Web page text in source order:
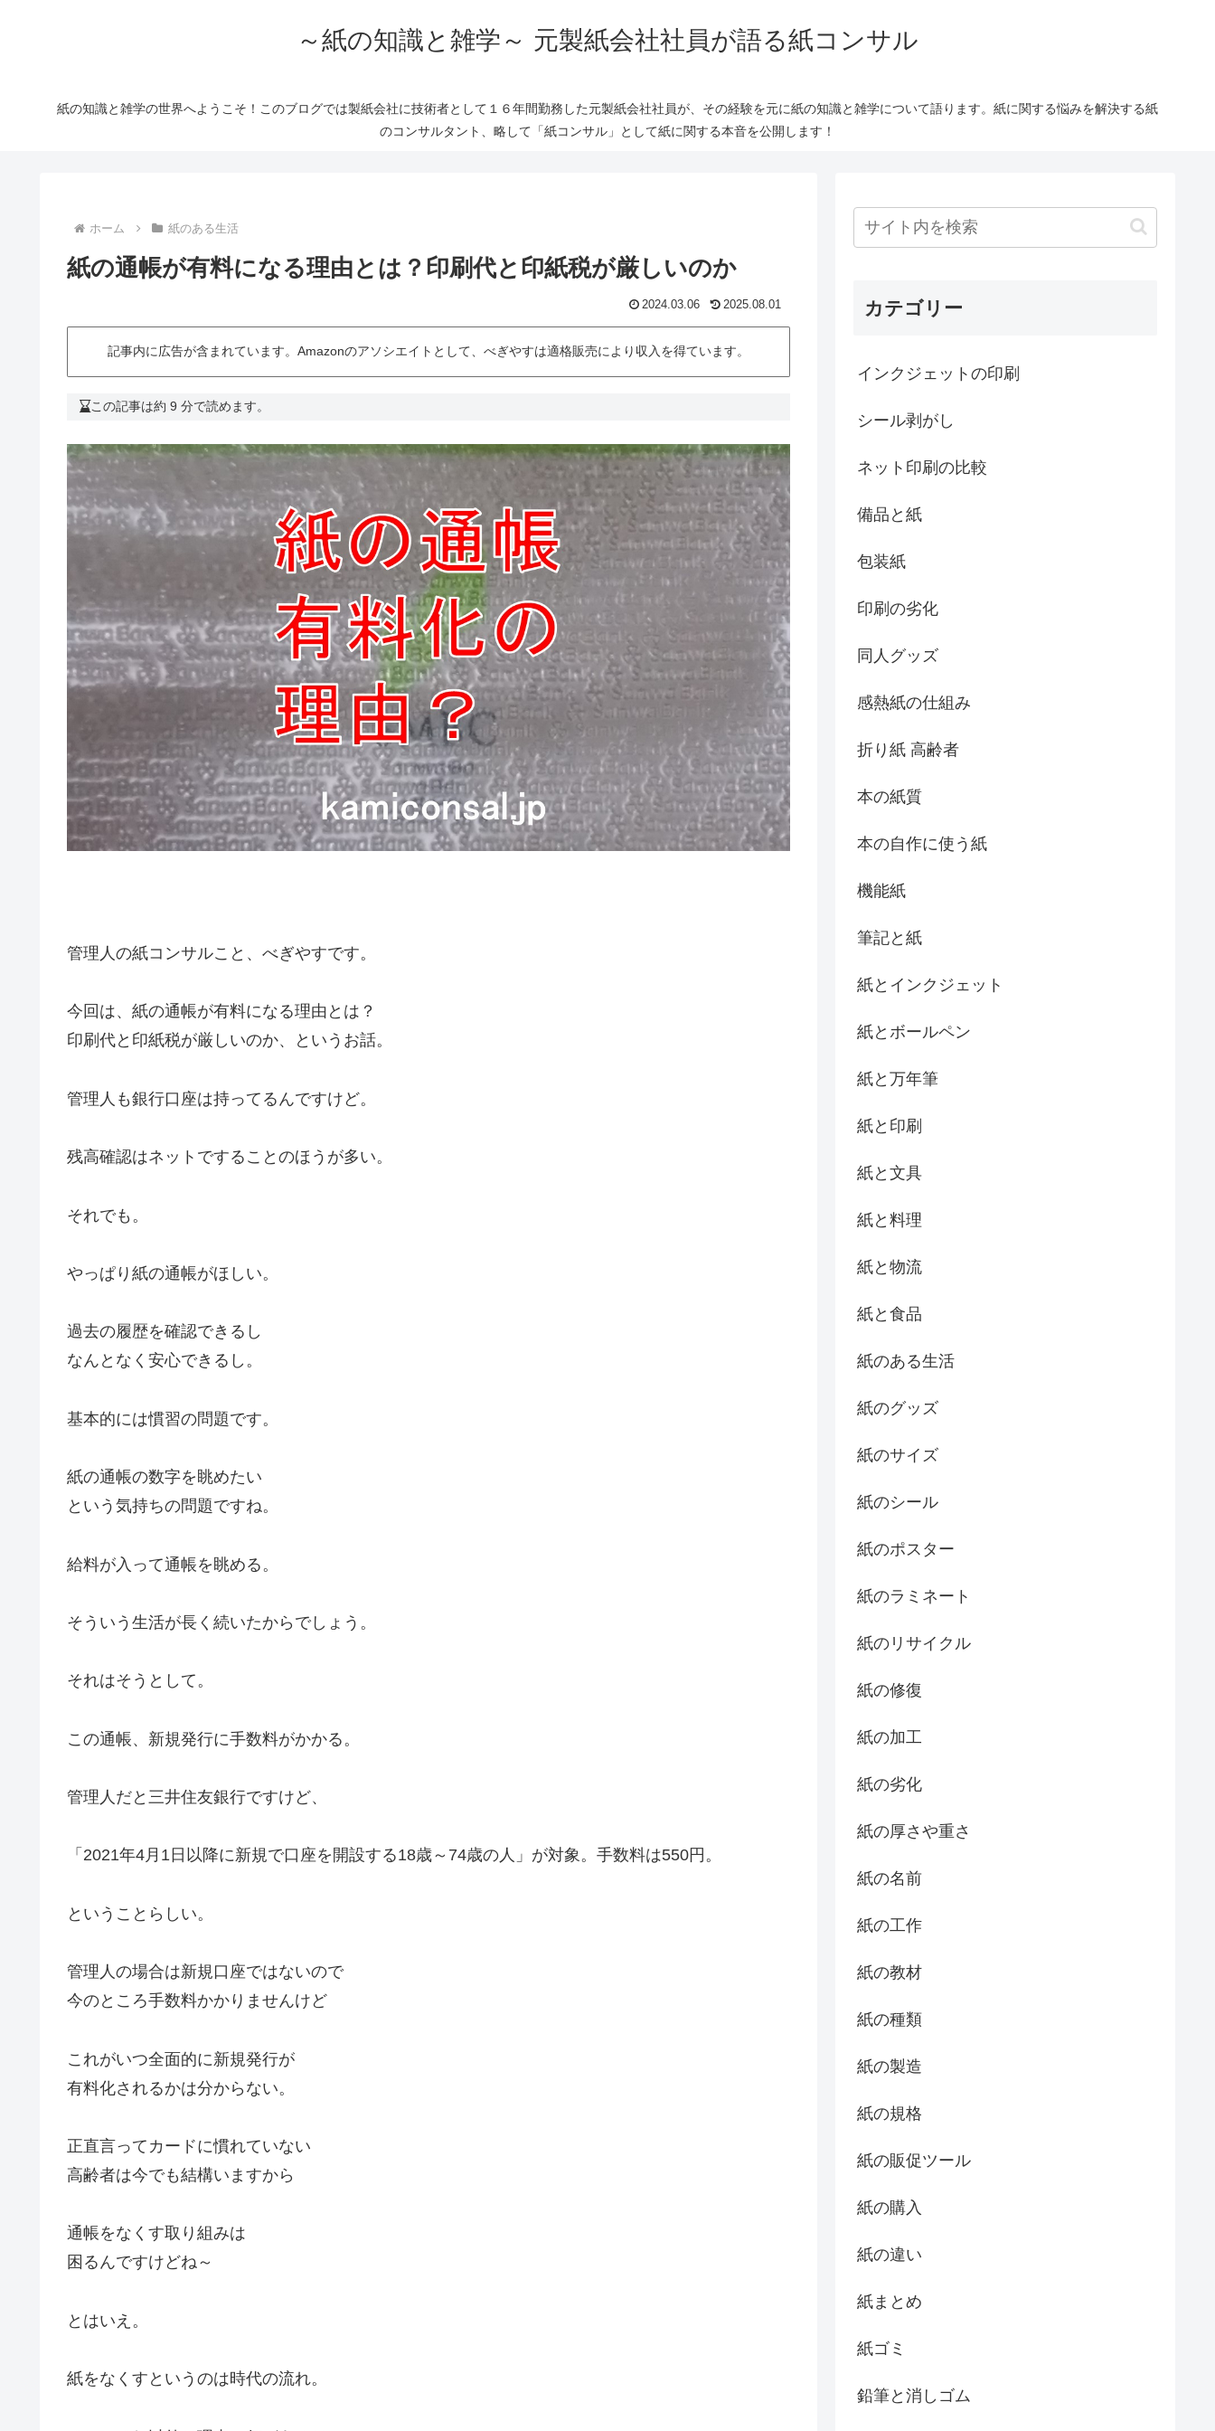
～紙の知識と雑学～ 元製紙会社社員が語る紙コンサル
紙の知識と雑学の世界へようこそ！このブログでは製紙会社に技術者として１６年間勤務した元製紙会社社員が、その経験を元に紙の知識と雑学について語ります。紙に関する悩みを解決する紙
のコンサルタント、略して「紙コンサル」として紙に関する本音を公開します！
ホーム 紙のある生活
紙の通帳が有料になる理由とは？印刷代と印紙税が厳しいのか
2024.03.06 2025.08.01
記事内に広告が含まれています。Amazonのアソシエイトとして、べぎやすは適格販売により収入を得ています。
この記事は約 9 分で読めます。
管理人の紙コンサルこと、べぎやすです。
今回は、紙の通帳が有料になる理由とは？
印刷代と印紙税が厳しいのか、というお話。
管理人も銀行口座は持ってるんですけど。
残高確認はネットですることのほうが多い。
それでも。
やっぱり紙の通帳がほしい。
過去の履歴を確認できるし
なんとなく安心できるし。
基本的には慣習の問題です。
紙の通帳の数字を眺めたい
という気持ちの問題ですね。
給料が入って通帳を眺める。
そういう生活が長く続いたからでしょう。
それはそうとして。
この通帳、新規発行に手数料がかかる。
管理人だと三井住友銀行ですけど、
「2021年4月1日以降に新規で口座を開設する18歳～74歳の人」が対象。手数料は550円。
ということらしい。
管理人の場合は新規口座ではないので
今のところ手数料かかりませんけど
これがいつ全面的に新規発行が
有料化されるかは分からない。
正直言ってカードに慣れていない
高齢者は今でも結構いますから
通帳をなくす取り組みは
困るんですけどね～
とはいえ。
紙をなくすというのは時代の流れ。
カテゴリー
インクジェットの印刷
シール剥がし
ネット印刷の比較
備品と紙
包装紙
印刷の劣化
同人グッズ
感熱紙の仕組み
折り紙 高齢者
本の紙質
本の自作に使う紙
機能紙
筆記と紙
紙とインクジェット
紙とボールペン
紙と万年筆
紙と印刷
紙と文具
紙と料理
紙と物流
紙と食品
紙のある生活
紙のグッズ
紙のサイズ
紙のシール
紙のポスター
紙のラミネート
紙のリサイクル
紙の修復
紙の加工
紙の劣化
紙の厚さや重さ
紙の名前
紙の工作
紙の教材
紙の種類
紙の製造
紙の規格
紙の販促ツール
紙の購入
紙の違い
紙まとめ
紙ゴミ
鉛筆と消しゴム